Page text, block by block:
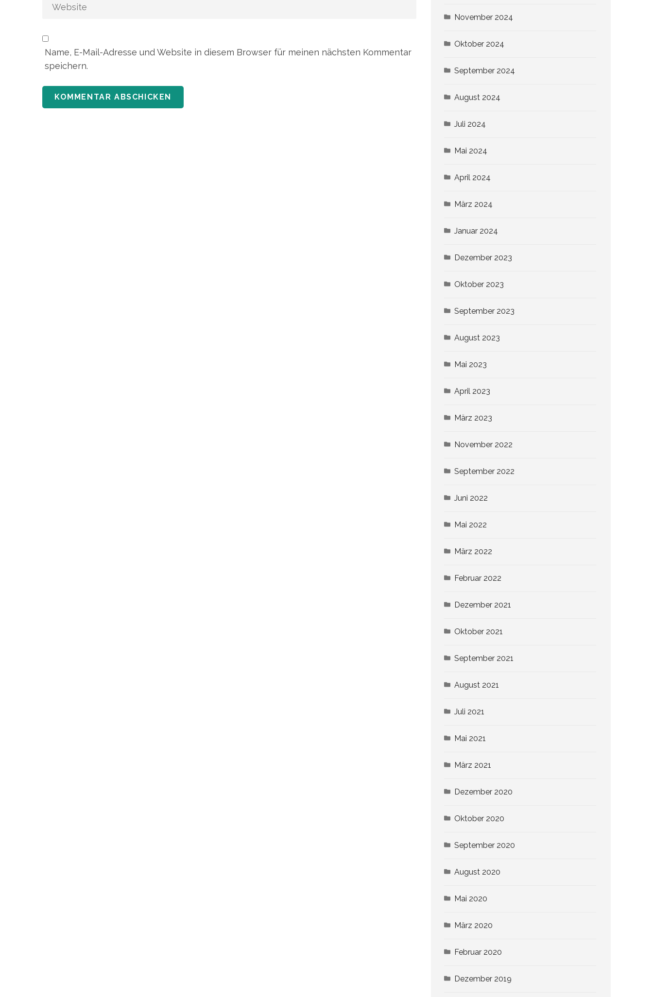
Name, E-Mail-Adresse und Website in diesem Browser für meinen nächsten Kommentar
speichern.
November 2024
Oktober 2024
September 2024
August 2024
Juli 2024
Mai 2024
April 2024
März 2024
Januar 2024
Dezember 2023
Oktober 2023
September 2023
August 2023
Mai 2023
April 2023
März 2023
November 2022
September 2022
Juni 2022
Mai 2022
März 2022
Februar 2022
Dezember 2021
Oktober 2021
September 2021
August 2021
Juli 2021
Mai 2021
März 2021
Dezember 2020
Oktober 2020
September 2020
August 2020
Mai 2020
März 2020
Februar 2020
Dezember 2019